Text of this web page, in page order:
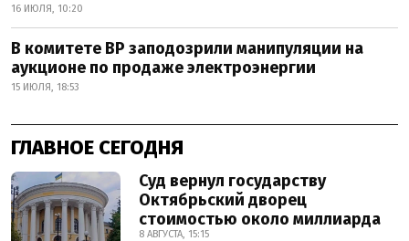
16 ИЮЛЯ, 10:20
В комитете ВР заподозрили манипуляции на
аукционе по продаже электроэнергии
15 ИЮЛЯ, 18:53
ГЛАВНОЕ СЕГОДНЯ
Суд вернул государству
Октябрьский дворец
стоимостью около миллиарда
8 АВГУСТА, 15:15